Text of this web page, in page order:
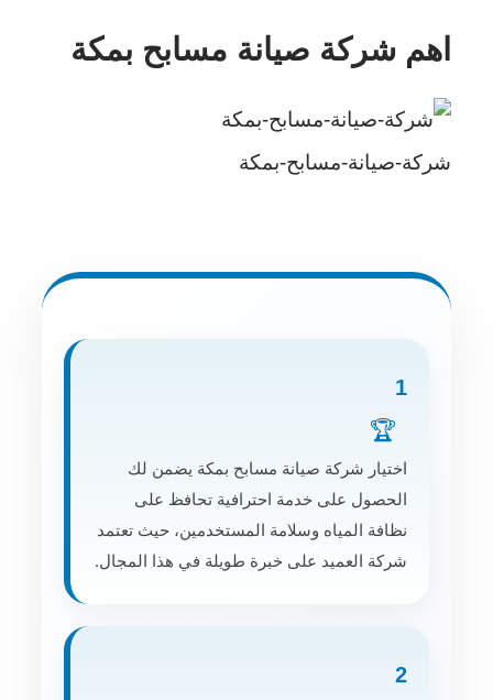
اهم شركة صيانة مسابح بمكة
شركة-صيانة-مسابح-بمكة
1
🏆
اختيار شركة صيانة مسابح بمكة يضمن لك
الحصول على خدمة احترافية تحافظ على
نظافة المياه وسلامة المستخدمين، حيث تعتمد
شركة العميد على خبرة طويلة في هذا المجال.
2